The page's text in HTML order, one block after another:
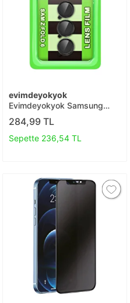
evimdeyokyok
Evimdeyokyok Samsung
Galaxy Z Fold 6 Raze Metal
Kamera Lens - Siyah T20
284,99 TL
Sepette 236,54 TL